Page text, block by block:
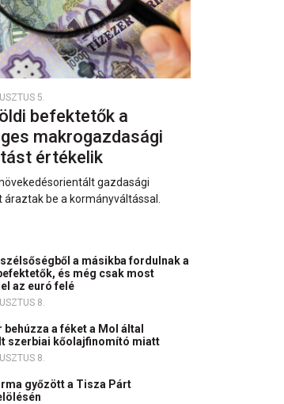
5.
befektetők a
makrogazdasági
értékelik
gazdasági
áraztak be a kormányváltással.
a másikba fordulnak a
és még csak most
az euró felé
8.
behúzza a féket a Mol által
szerbiai kőolajfinomító miatt
8.
győzött a Tisza Párt